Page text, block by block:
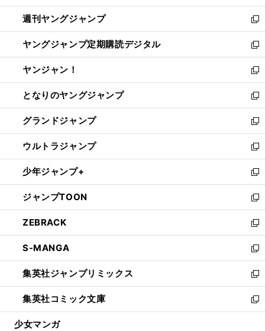
開
く
ウ
で
開
く
ン
ド
ウ
で
開
く
ウ
ィ
ン
ド
ウ
で
開
く
週刊ヤングジャンプ
新
し
い
ウ
ィ
ン
ド
ウ
で
開
く
ヤングジャンプ定期購読デジタル
新
し
い
ウ
ィ
ン
ド
ウ
で
開
く
ヤンジャン！
新
し
い
ウ
ィ
ン
ド
ウ
で
開
く
となりのヤングジャンプ
新
し
い
ウ
ィ
ン
ド
ウ
で
開
く
グランドジャンプ
新
し
い
ウ
ィ
ン
ド
ウ
で
開
く
ウルトラジャンプ
新
し
い
ウ
ィ
ン
ド
ウ
で
開
く
少年ジャンプ+
新
し
い
ウ
ィ
ン
ド
ウ
で
開
く
ジャンプTOON
新
し
い
ウ
ィ
ン
ド
ウ
で
開
ZEBRACK
新
し
い
ウ
ィ
ン
ド
ウ
S-MANGA
新
し
い
ウ
ィ
ン
集英社ジャンプリミックス
新
し
い
ウ
集英社コミック文庫
新
し
少女マンガ